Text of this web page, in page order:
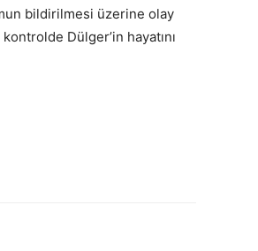
bildirilmesi üzerine olay
Dülger’in hayatını